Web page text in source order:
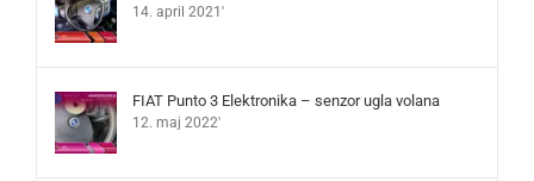
14. april 2021'
FIAT Punto 3 Elektronika – senzor ugla volana
12. maj 2022'